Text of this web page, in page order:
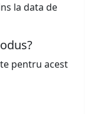
la data de
pentru acest